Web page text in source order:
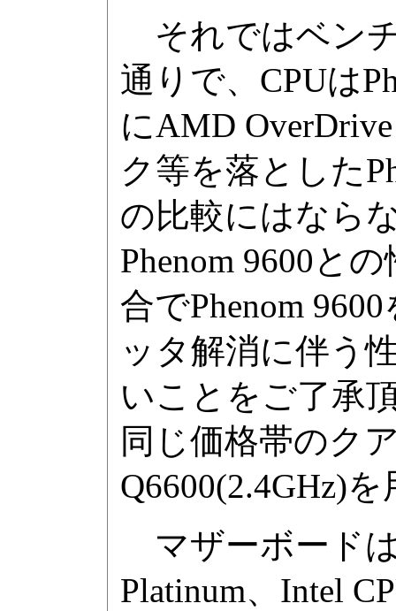
それではベン
通りで、CPUは
にAMD
ク等を落とした
の比較にはなら
Phenom 9600と
合でPhenom
ッタ解消に伴う
いことをご了承
同じ価格帯のク
Q6600(2.4GHz)
マザーボード
Platinum、Intel